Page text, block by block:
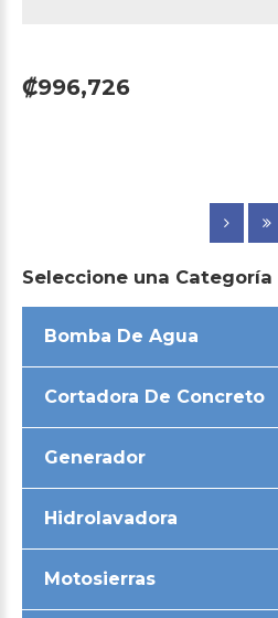
₡996,726
Seleccione una Categoría
Bomba De Agua
Cortadora De Concreto
Generador
Hidrolavadora
Motosierras